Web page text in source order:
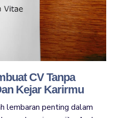
CV Tanpa
Kejar Karirmu
lembaran penting dalam